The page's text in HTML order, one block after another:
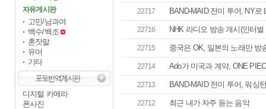
자유게시판
고민/남과여
백수/백조
혼잣말
유머
기타
디지털 카메라
폰사진
22717 BAND-MAID 전미 투어, NY로
22716 NHK 라디오 방송 개시(인터
22715 중국은 OK, 일본의 노래만 방
22714 Ado가 미국과 계약, ONE
22713 BAND-MAID 전미 투어, 워싱
22712 최근 내가 자주 듣는 음악